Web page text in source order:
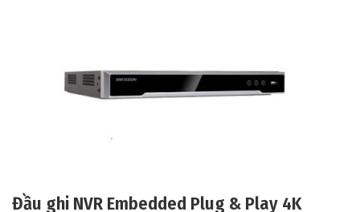
Đầu ghi NVR Embedded Plug & Play 4K